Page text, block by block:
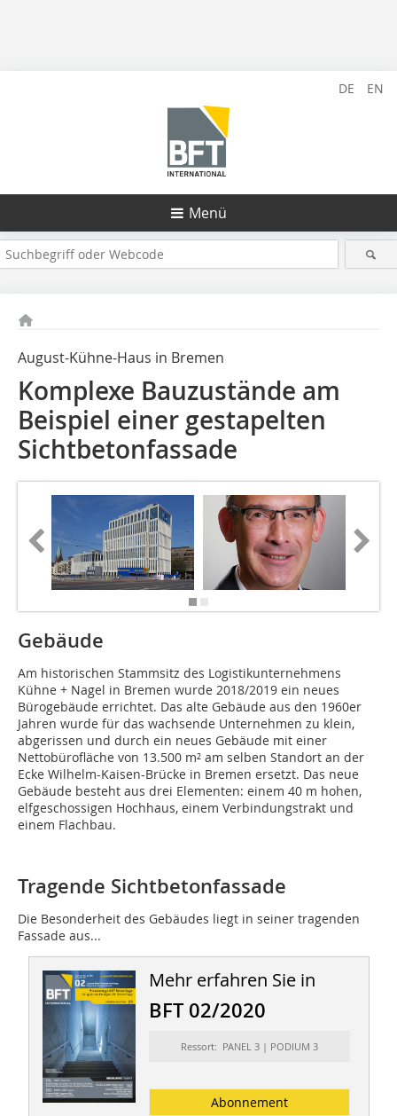
DE EN
Menü
August-Kühne-Haus in Bremen
Komplexe Bauzustände am
Beispiel einer gestapelten
Sichtbetonfassade
Gebäude
Am historischen Stammsitz des Logistikunternehmens
Kühne + Nagel in Bremen wurde 2018/2019 ein neues
Bürogebäude errichtet. Das alte Gebäude aus den 1960er
Jahren wurde für das wachsende Unternehmen zu klein,
abgerissen und durch ein neues Gebäude mit einer
Nettobürofläche von 13.500 m² am selben Standort an der
Ecke Wilhelm-Kaisen-Brücke in Bremen ersetzt. Das neue
Gebäude besteht aus drei Elementen: einem 40 m hohen,
elfgeschossigen Hochhaus, einem Verbindungstrakt und
einem Flachbau.
Tragende Sichtbetonfassade
Die Besonderheit des Gebäudes liegt in seiner tragenden
Fassade aus...
Mehr erfahren Sie in
BFT 02/2020
Ressort: PANEL 3 | PODIUM 3
Abonnement